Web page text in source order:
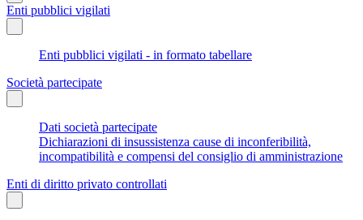
Enti pubblici vigilati
Enti pubblici vigilati - in formato tabellare
Società partecipate
Dati società partecipate
Dichiarazioni di insussistenza cause di inconferibilità,
incompatibilità e compensi del consiglio di amministrazione
Enti di diritto privato controllati